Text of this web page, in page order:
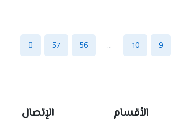
9
10
...
56
57
الأقسام الإتصال